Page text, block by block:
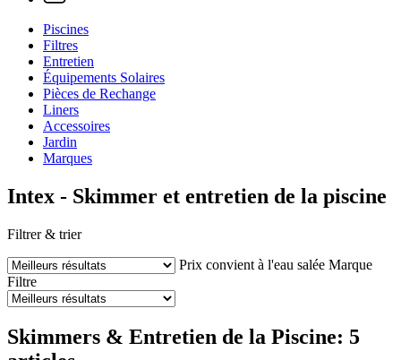
Piscines
Filtres
Entretien
Équipements Solaires
Pièces de Rechange
Liners
Accessoires
Jardin
Marques
Intex - Skimmer et entretien de la piscine
Filtrer & trier
Prix convient à l'eau salée Marque
Filtre
Skimmers & Entretien de la Piscine: 5